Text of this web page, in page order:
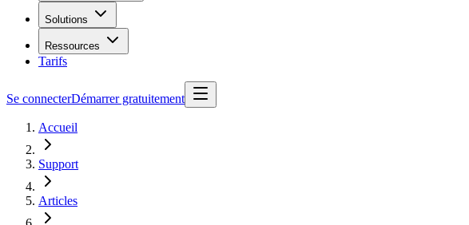
Solutions
Ressources
Tarifs
Se connecterDémarrer gratuitement
Accueil
Support
Articles